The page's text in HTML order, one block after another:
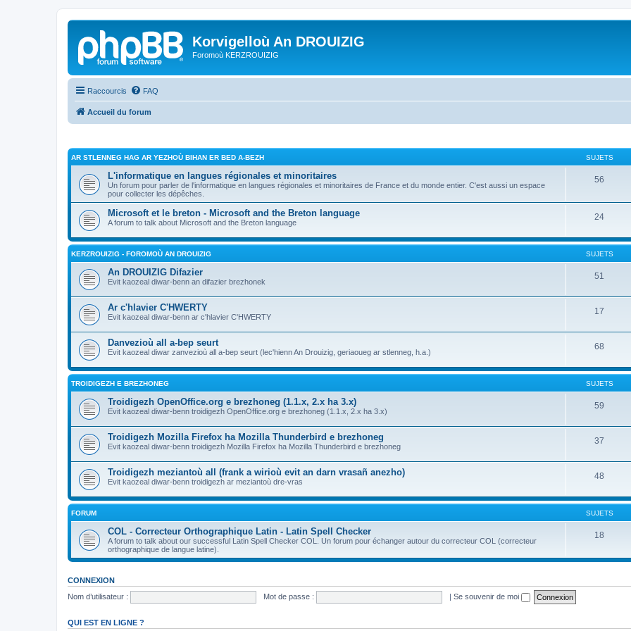
Korvigelloù An DROUIZIG
Foromoù KERZROUIZIG
Raccourcis FAQ
Accueil du forum
AR STLENNEG HAG AR YEZHOÙ BIHAN ER BED A-BEZH SUJETS
L'informatique en langues régionales et minoritaires
Un forum pour parler de l'informatique en langues régionales et minoritaires de France et du monde entier. C'est aussi un espace
pour collecter les dépêches.
56
Microsoft et le breton - Microsoft and the Breton language
A forum to talk about Microsoft and the Breton language
24
KERZROUIZIG - FOROMOÙ AN DROUIZIG SUJETS
An DROUIZIG Difazier
Evit kaozeal diwar-benn an difazier brezhonek
51
Ar c'hlavier C'HWERTY
Evit kaozeal diwar-benn ar c'hlavier C'HWERTY
17
Danvezioù all a-bep seurt
Evit kaozeal diwar zanvezioù all a-bep seurt (lec'hienn An Drouizig, geriaoueg ar stlenneg, h.a.)
68
TROIDIGEZH E BREZHONEG SUJETS
Troidigezh OpenOffice.org e brezhoneg (1.1.x, 2.x ha 3.x)
Evit kaozeal diwar-benn troidigezh OpenOffice.org e brezhoneg (1.1.x, 2.x ha 3.x)
59
Troidigezh Mozilla Firefox ha Mozilla Thunderbird e brezhoneg
Evit kaozeal diwar-benn troidigezh Mozilla Firefox ha Mozilla Thunderbird e brezhoneg
37
Troidigezh meziantoù all (frank a wirioù evit an darn vrasañ anezho)
Evit kaozeal diwar-benn troidigezh ar meziantoù dre-vras
48
FORUM SUJETS
COL - Correcteur Orthographique Latin - Latin Spell Checker
A forum to talk about our successful Latin Spell Checker COL. Un forum pour échanger autour du correcteur COL (correcteur
orthographique de langue latine).
18
CONNEXION
Nom d’utilisateur :
Mot de passe : | Se souvenir de moi
QUI EST EN LIGNE ?